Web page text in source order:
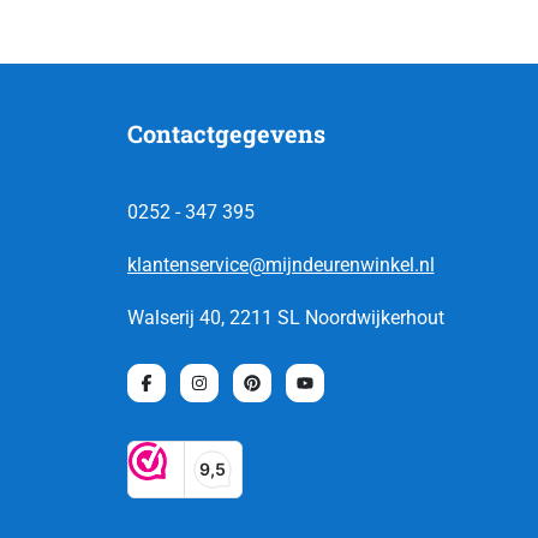
Contactgegevens
0252 - 347 395
klantenservice@mijndeurenwinkel.nl
Walserij 40, 2211 SL Noordwijkerhout